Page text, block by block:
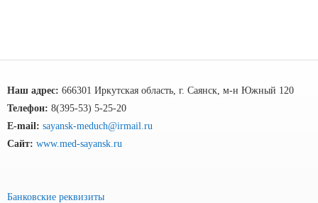
Наш адрес: 666301 Иркутская область, г. Саянск, м-н Южный 120
Телефон: 8(395-53) 5-25-20
E-mail: sayansk-meduch@irmail.ru
Сайт: www.med-sayansk.ru
Банковские реквизиты